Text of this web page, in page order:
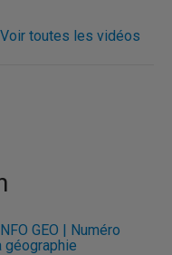
Voir toutes les vidéos
GÉO | Numéro